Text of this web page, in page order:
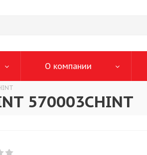
О компании
570003CHINT